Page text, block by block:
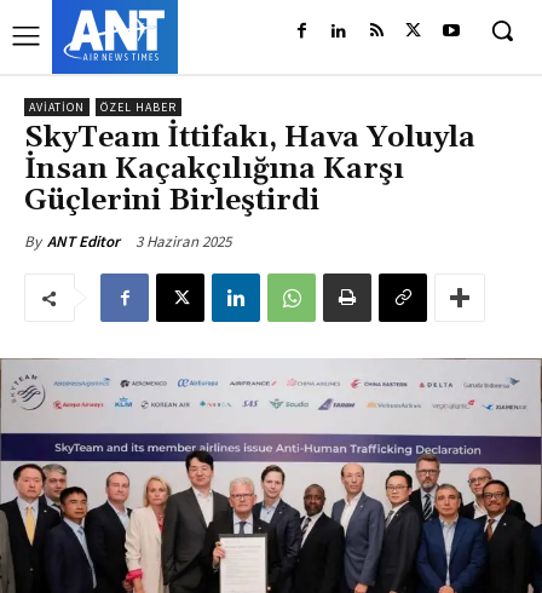
AVIATION ÖZEL HABER
SkyTeam İttifakı, Hava Yoluyla
İnsan Kaçakçılığına Karşı
Güçlerini Birleştirdi
By ANT Editor 3 Haziran 2025